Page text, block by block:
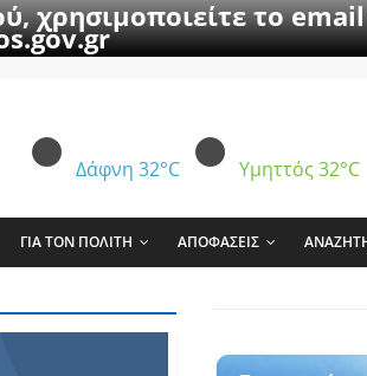
χρησιμοποιείτε το
Δάφνη 32°C Υμηττός 32°C
ΓΙΑ ΤΟΝ ΠΟΛΙΤΗ ΑΠΟΦΑΣΕΙΣ